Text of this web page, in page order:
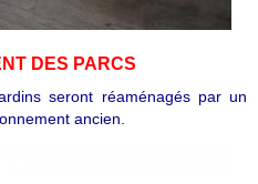
DES PARCS
seront réaménagés par un
ancien.